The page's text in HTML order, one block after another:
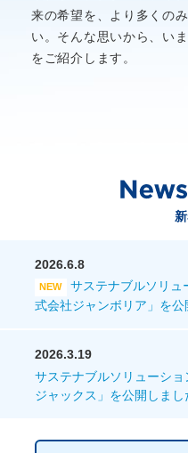
来の希望を、より多くの
い。 そんな思いから、い
をご紹介します。
2026.6.8
サステナブルソリュ
式会社ジャンボリア」を公
2026.3.19
サステナブルソリューシ
ジャックス」を公開しまし